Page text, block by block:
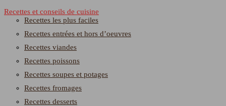
Recettes et conseils de cuisine
Recettes les plus faciles
Recettes entrées et hors d’oeuvres
Recettes viandes
Recettes poissons
Recettes soupes et potages
Recettes fromages
Recettes desserts